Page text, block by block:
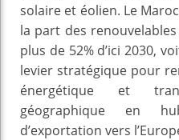
solaire et éolien. Le
la part des
plus de 52% d’ici 2030,
levier stratégique pour
énergétique et
géographique en
d’exportation vers